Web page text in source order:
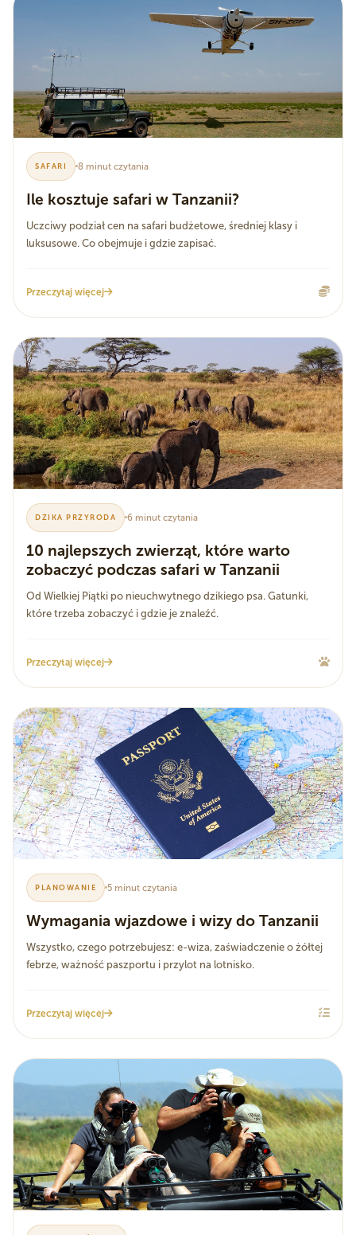
SAFARI 8 minut czytania
Ile kosztuje safari w Tanzanii?
Uczciwy podział cen na safari budżetowe, średniej klasy i
luksusowe. Co obejmuje i gdzie zapisać.
Przeczytaj więcej
DZIKA PRZYRODA 6 minut czytania
10 najlepszych zwierząt, które warto
zobaczyć podczas safari w Tanzanii
Od Wielkiej Piątki po nieuchwytnego dzikiego psa. Gatunki,
które trzeba zobaczyć i gdzie je znaleźć.
Przeczytaj więcej
PLANOWANIE 5 minut czytania
Wymagania wjazdowe i wizy do Tanzanii
Wszystko, czego potrzebujesz: e-wiza, zaświadczenie o żółtej
febrze, ważność paszportu i przylot na lotnisko.
Przeczytaj więcej